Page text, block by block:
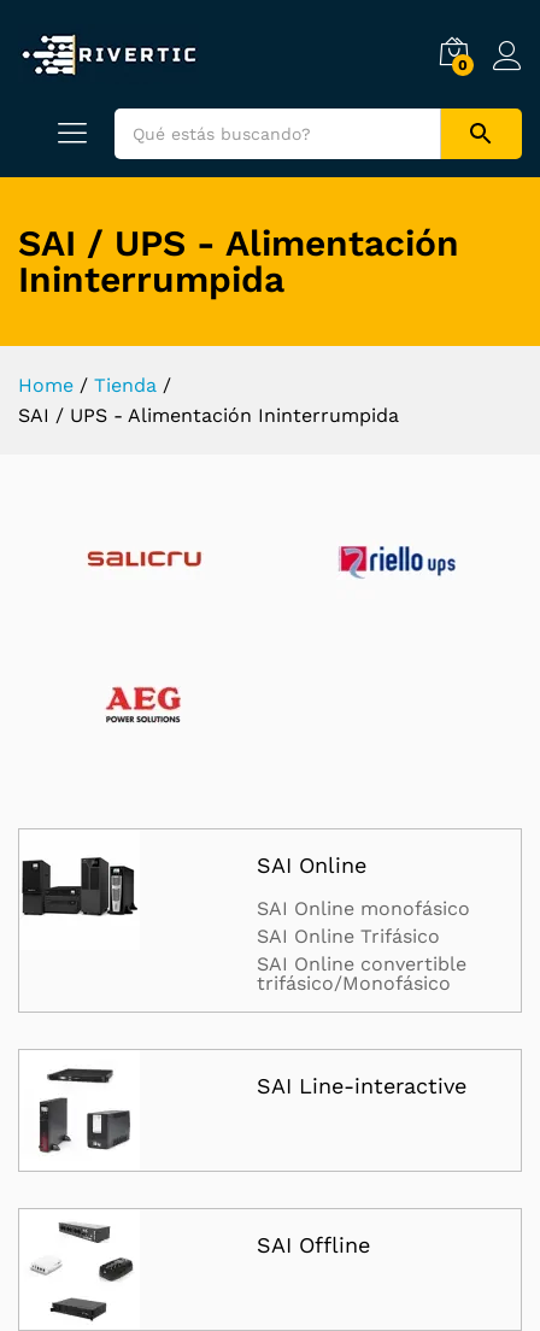
0
SAI / UPS - Alimentación
Ininterrumpida
Home / Tienda /
SAI / UPS - Alimentación Ininterrumpida
SAI Online
SAI Online monofásico
SAI Online Trifásico
SAI Online convertible
trifásico/Monofásico
SAI Line-interactive
SAI Offline